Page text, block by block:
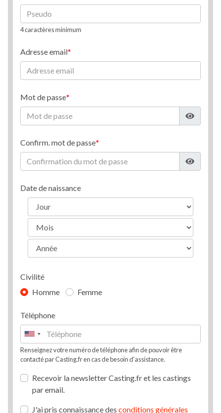
4 caractères minimum
Adresse email
Mot de passe
Confirm. mot de passe
Date de naissance
Civilité
Homme
Femme
Téléphone
Renseignez votre numéro de téléphone afin de pouvoir être
contacté par Casting.fr en cas de besoin d'assistance.
Recevoir la newsletter Casting.fr et les castings
par email.
J'ai pris connaissance des conditions générales